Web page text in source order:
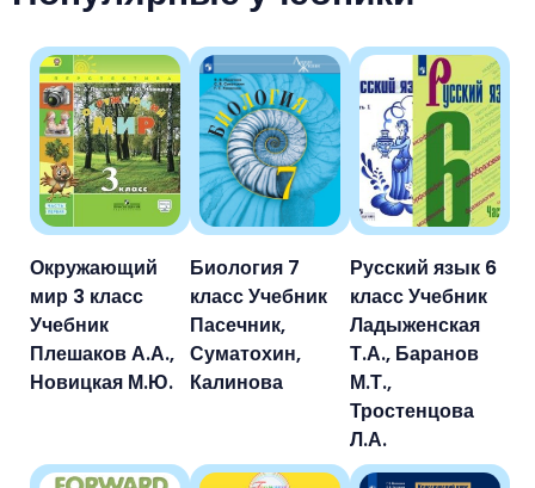
Окружающий
мир 3 класс
Учебник
Плешаков А.А.,
Новицкая М.Ю.
Биология 7
класс Учебник
Пасечник,
Суматохин,
Калинова
Русский язык 6
класс Учебник
Ладыженская
Т.А., Баранов
М.Т.,
Тростенцова
Л.А.